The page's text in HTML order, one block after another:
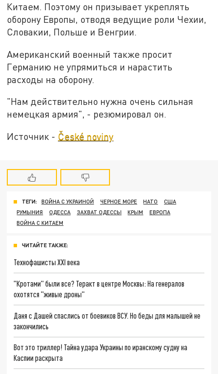
Китаем. Поэтому он призывает укреплять
оборону Европы, отводя ведущие роли Чехии,
Словакии, Польше и Венгрии.
Американский военный также просит
Германию не упрямиться и нарастить
расходы на оборону.
"Нам действительно нужна очень сильная
немецкая армия", - резюмировал он.
Источник - České noviny
ТЕГИ: ВОЙНА С УКРАИНОЙ ЧЕРНОЕ МОРЕ НАТО
США
РУМЫНИЯ
ОДЕССА ЗАХВАТ ОДЕССЫ КРЫМ
ЕВРОПА
ВОЙНА С КИТАЕМ
ЧИТАЙТЕ ТАКЖЕ:
Технофашисты XXI века
"Кротами" были все? Теракт в центре Москвы: На генералов
охотятся "живые дроны"
Даня с Дашей спаслись от боевиков ВСУ. Но беды для малышей не
закончились
Вот это триллер! Тайна удара Украины по иранскому судну на
Каспии раскрыта